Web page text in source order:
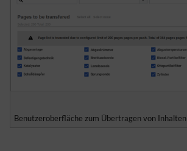
Benutzeroberfläche zum Übertragen von Inhalten